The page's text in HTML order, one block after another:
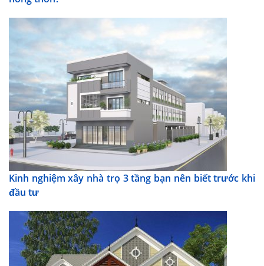
Kinh nghiệm xây nhà trọ 3 tầng bạn nên biết trước khi
đầu tư